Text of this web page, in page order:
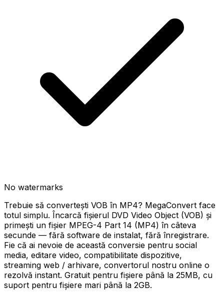
No watermarks
Trebuie să convertești VOB în MP4? MegaConvert face
totul simplu. Încarcă fișierul DVD Video Object (VOB) și
primești un fișier MPEG-4 Part 14 (MP4) în câteva
secunde — fără software de instalat, fără înregistrare.
Fie că ai nevoie de această conversie pentru social
media, editare video, compatibilitate dispozitive,
streaming web / arhivare, convertorul nostru online o
rezolvă instant. Gratuit pentru fișiere până la 25MB, cu
suport pentru fișiere mari până la 2GB.